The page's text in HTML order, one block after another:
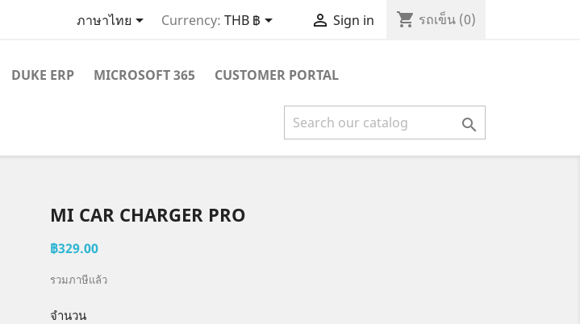
ภาษาไทย Currency: THB ฿  Sign in shopping_cart รถเข็น (0)
DUKE ERP MICROSOFT 365 CUSTOMER PORTAL

MI CAR CHARGER PRO
฿329.00
รวมภาษีแล้ว
จำนวน